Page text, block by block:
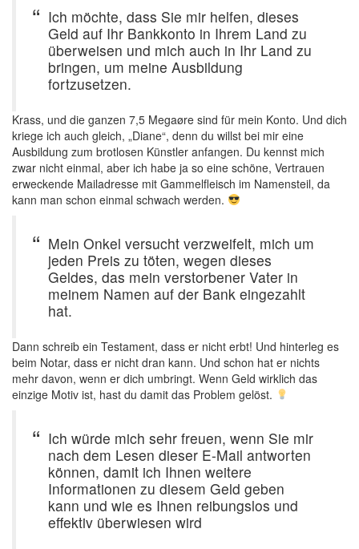
Ich möchte, dass Sie mir helfen, dieses
Geld auf Ihr Bankkonto in Ihrem Land zu
überweisen und mich auch in Ihr Land zu
bringen, um meine Ausbildung
fortzusetzen.
Krass, und die ganzen 7,5 Megaøre sind für mein Konto. Und dich
kriege ich auch gleich, „Diane“, denn du willst bei mir eine
Ausbildung zum brotlosen Künstler anfangen. Du kennst mich
zwar nicht einmal, aber ich habe ja so eine schöne, Vertrauen
erweckende Mailadresse mit Gammelfleisch im Namensteil, da
kann man schon einmal schwach werden.
Mein Onkel versucht verzweifelt, mich um
jeden Preis zu töten, wegen dieses
Geldes, das mein verstorbener Vater in
meinem Namen auf der Bank eingezahlt
hat.
Dann schreib ein Testament, dass er nicht erbt! Und hinterleg es
beim Notar, dass er nicht dran kann. Und schon hat er nichts
mehr davon, wenn er dich umbringt. Wenn Geld wirklich das
einzige Motiv ist, hast du damit das Problem gelöst.
Ich würde mich sehr freuen, wenn Sie mir
nach dem Lesen dieser E-Mail antworten
können, damit ich Ihnen weitere
Informationen zu diesem Geld geben
kann und wie es Ihnen reibungslos und
effektiv überwiesen wird